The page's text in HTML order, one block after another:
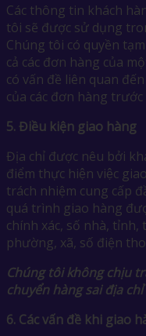
Các thông tin khách
tôi sẽ được sử dụng
Chúng tôi có quyền
cả các đơn hàng của
có vấn đề liên quan
của các đơn hàng trước
5. Điều kiện giao hàng
Địa chỉ được nêu bởi
điểm thực hiện việc
trách nhiệm cung cấp
quá trình giao hàng
chính xác, số nhà,
phường, xã, số điện
Chúng tôi không chịu
chuyển hàng sai địa
6. Các vấn đề khi giao